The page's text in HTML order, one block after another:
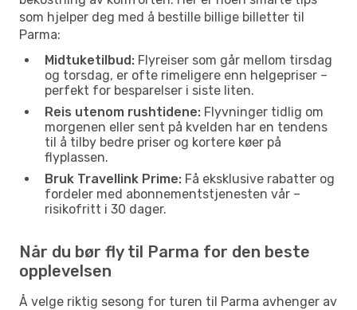
som hjelper deg med å bestille billige billetter til
Parma:
Midtuketilbud: Flyreiser som går mellom tirsdag
og torsdag, er ofte rimeligere enn helgepriser –
perfekt for besparelser i siste liten.
Reis utenom rushtidene: Flyvninger tidlig om
morgenen eller sent på kvelden har en tendens
til å tilby bedre priser og kortere køer på
flyplassen.
Bruk Travellink Prime: Få eksklusive rabatter og
fordeler med abonnementstjenesten vår –
risikofritt i 30 dager.
Når du bør fly til Parma for den beste
opplevelsen
Å velge riktig sesong for turen til Parma avhenger av